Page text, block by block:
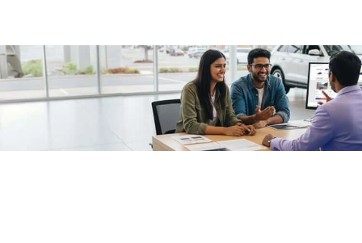
/fragments/plp-details